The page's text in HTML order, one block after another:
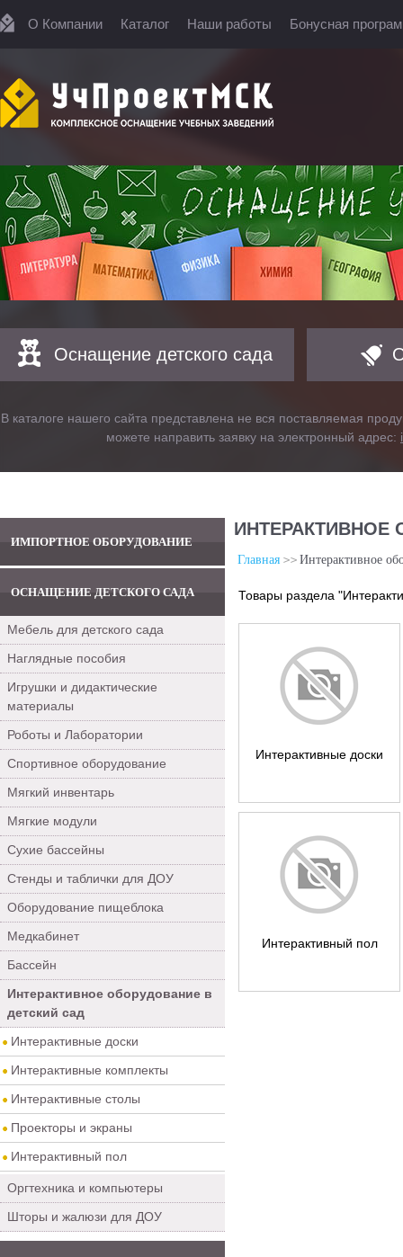
О Компании Каталог Наши работы Бонусная
Оснащение детского сада
В каталоге нашего сайта представлена не вся поставляемая
можете направить заявку на электронный адрес:
ИМПОРТНОЕ ОБОРУДОВАНИЕ
ОСНАЩЕНИЕ ДЕТСКОГО САДА
Мебель для детского сада
Наглядные пособия
Игрушки и дидактические
материалы
Роботы и Лаборатории
Спортивное оборудование
Мягкий инвентарь
Мягкие модули
Сухие бассейны
Стенды и таблички для ДОУ
Оборудование пищеблока
Медкабинет
Бассейн
Интерактивное оборудование в
детский сад
Интерактивные доски
Интерактивные комплекты
Интерактивные столы
Проекторы и экраны
Интерактивный пол
Оргтехника и компьютеры
Шторы и жалюзи для ДОУ
ИНТЕРАКТИВНОЕ
Главная Интерактивное
Товары раздела
Интерактивные доски
Интерактивный пол